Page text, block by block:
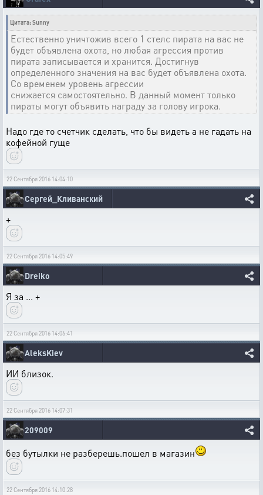
Цитата: Sunny
Естественно уничтожив всего 1 стелс пирата на вас не
будет объявлена охота, но любая агрессия против
пирата записывается и хранится. Достигнув
определенного значения на вас будет объявлена охота.
Со временем уровень агрессии
снижается самостоятельно. В данный момент только
пираты могут объявить награду за голову игрока.
Надо где то счетчик сделать, что бы видеть а не гадать на
кофейной гуще
22 Сентября 2016 14:04:10
Сергей_Кливанский
+
22 Сентября 2016 14:05:49
Dreiko
Я за ... +
22 Сентября 2016 14:06:41
AleksKiev
ИИ близок.
22 Сентября 2016 14:07:31
209009
без бутылки не разберешь.пошел в магазин
22 Сентября 2016 14:10:28